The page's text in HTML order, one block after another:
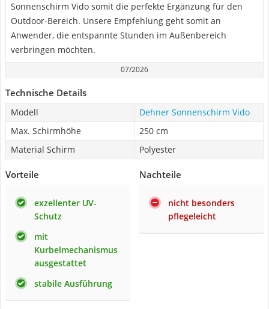
Sonnenschirm Vido somit die perfekte Ergänzung für den
Outdoor-Bereich. Unsere Empfehlung geht somit an
Anwender, die entspannte Stunden im Außenbereich
verbringen möchten.
07/2026
Technische Details
Modell
Dehner Sonnenschirm Vido
Max. Schirmhöhe
250 cm
Material Schirm
Polyester
Vorteile
exzellenter UV-
Schutz
mit
Kurbelmechanismus
ausgestattet
stabile Ausführung
Nachteile
nicht besonders
pflegeleicht